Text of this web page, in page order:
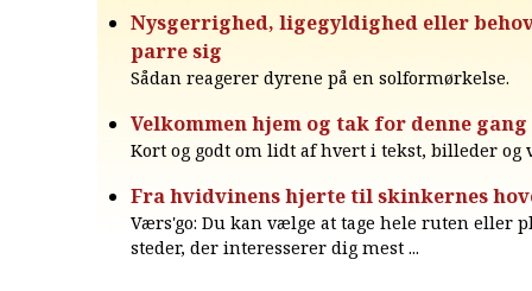
Nysgerrighed, ligegyldighed eller
parre sig
Sådan reagerer dyrene på en solformørkelse.
Velkommen hjem og tak for denne gang
Kort og godt om lidt af hvert i tekst, billeder og
Fra hvidvinens hjerte til skinkernes
Værs'go: Du kan vælge at tage hele ruten eller
steder, der interesserer dig mest ...